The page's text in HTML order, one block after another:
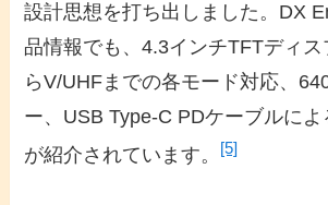
設計思想を打ち出しました。DX
品情報でも、4.3インチTFTディ
らV/UHFまでの各モード対応、
ー、USB Type-C PDケーブルに
が紹介されています。
[5]